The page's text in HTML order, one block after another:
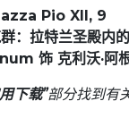
Pio XII, 9
：拉特兰圣殿内的
饰 克利沃·阿
下载”部分找到有